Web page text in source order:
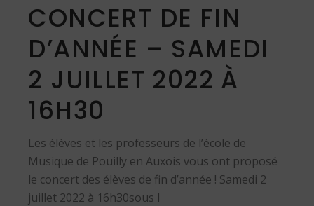
CONCERT DE FIN
D’ANNÉE – SAMEDI
2 JUILLET 2022 À
16H30
Les élèves et les professeurs de l’école de
Musique de Pouilly en Auxois vous ont proposé
le concert des élèves de fin d’année ! Samedi 2
juillet 2022 à 16h30sous l